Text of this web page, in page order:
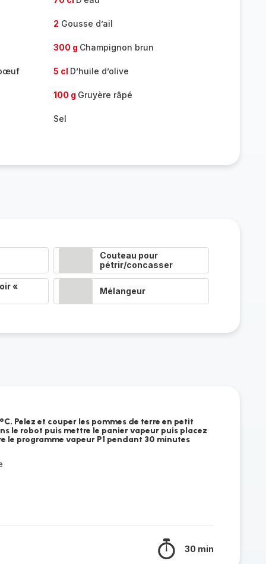
2 Gousse d’ail
300 g Champignon brun
5 cl D’huile d’olive
100 g Gruyère râpé
Sel
Couteau pour
pétrir/concasser
«
Mélangeur
Pelez et couper les pommes de terre en petit
le robot puis mettre le panier vapeur puis placez
le programme vapeur P1 pendant 30 minutes
30 min